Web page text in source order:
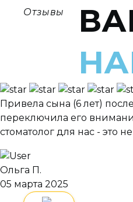
Отзывы
Привела сына (6 лет)
переключила его
стоматолог для нас - это
Ольга П.
05 марта 2025